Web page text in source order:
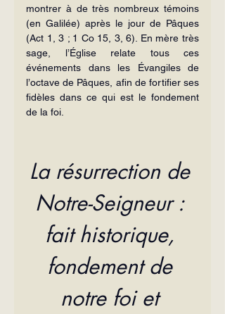
montrer à de très nombreux témoins
(en Galilée) après le jour de Pâques
(Act 1, 3 ; 1 Co 15, 3, 6). En mère très
sage, l’Église relate tous ces
événements dans les Évangiles de
l’octave de Pâques, afin de fortifier ses
fidèles dans ce qui est le fondement
de la foi.
La résurrection de
Notre-Seigneur :
fait historique,
fondement de
notre foi et